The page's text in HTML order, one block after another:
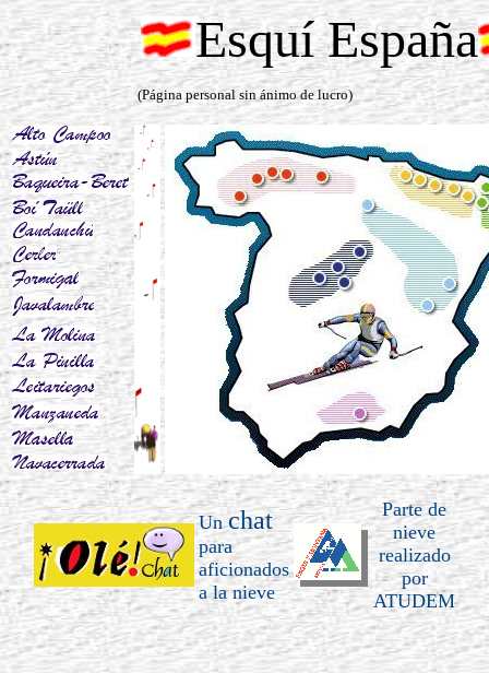
Esquí España
(Página personal sin ánimo de lucro)
Unchat
para
aficionados
a la nieve
Parte de
nieve
realizado
por
ATUDEM